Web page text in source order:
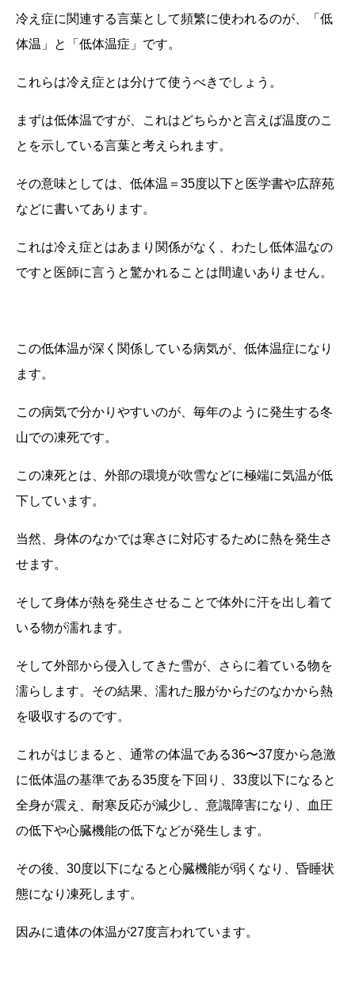
冷え症に関連する言葉として頻繁に使われるのが、「低
体温」と「低体温症」です。
これらは冷え症とは分けて使うべきでしょう。
まずは低体温ですが、これはどちらかと言えば温度のこ
とを示している言葉と考えられます。
その意味としては、低体温＝ 35度以下と医学書や広辞苑
などに書いてあります。
これは冷え症とはあまり関係がなく、わたし低体温なの
ですと医師に言うと驚かれることは間違いありません。
この低体温が深く関係している病気が、低体温症になり
ます。
この病気で分かりやすいのが、毎年のように発生する冬
山での凍死です。
この凍死とは、外部の環境が吹雪などに極端に気温が低
下しています。
当然、身体のなかでは寒さに対応するために熱を発生さ
せます。
そして身体が熱を発生させることで体外に汗を出し着て
いる物が濡れます。
そして外部から侵入してきた雪が、さらに着ている物を
濡らします。その結果、濡れた服がからだのなかから熱
を吸収するのです。
これがはじまると、通常の体温である36〜37度から急激
に低体温の基準である35度を下回り、 33度以下になると
全身が震え、耐寒反応が減少し、意識障害になり、血圧
の低下や心臓機能の低下などが発生します。
その後、 30度以下になると心臓機能が弱くなり、昏睡状
態になり凍死します。
因みに遺体の体温が27度言われています。